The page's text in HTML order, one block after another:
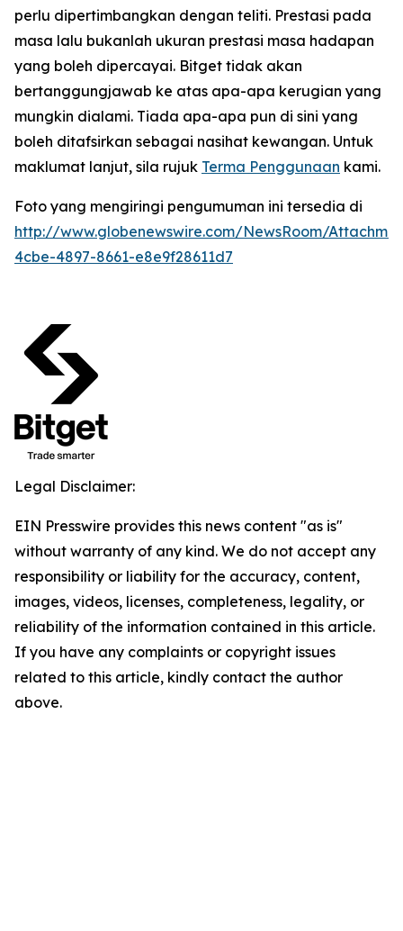
perlu dipertimbangkan dengan teliti. Prestasi pada
masa lalu bukanlah ukuran prestasi masa hadapan
yang boleh dipercayai. Bitget tidak akan
bertanggungjawab ke atas apa-apa kerugian yang
mungkin dialami. Tiada apa-apa pun di sini yang
boleh ditafsirkan sebagai nasihat kewangan. Untuk
maklumat lanjut, sila rujuk Terma Penggunaan kami.
Foto yang mengiringi pengumuman ini tersedia di
http://www.globenewswire.com/NewsRoom/
4cbe-4897-8661-e8e9f28611d7
Legal Disclaimer:
EIN Presswire provides this news content "as is"
without warranty of any kind. We do not accept any
responsibility or liability for the accuracy, content,
images, videos, licenses, completeness, legality, or
reliability of the information contained in this article.
If you have any complaints or copyright issues
related to this article, kindly contact the author
above.